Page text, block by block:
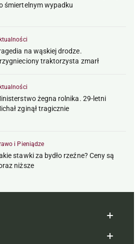
śmiertelnym wypadku
na wąskiej drodze.
traktorzysta zmarł
żegna rolnika. 29-letni
zginął tragicznie
i Pieniądze
stawki za bydło rzeźne? Ceny są
niższe